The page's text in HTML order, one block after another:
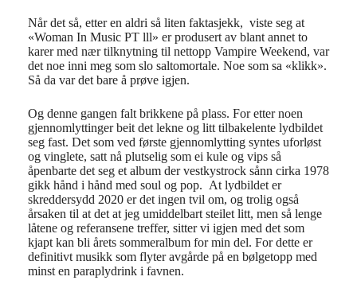
Når det så, etter en aldri så liten faktasjekk, viste seg at
«Woman In Music PT lll» er produsert av blant annet to
karer med nær tilknytning til nettopp Vampire Weekend, var
det noe inni meg som slo saltomortale. Noe som sa «klikk».
Så da var det bare å prøve igjen.
Og denne gangen falt brikkene på plass. For etter noen
gjennomlyttinger beit det lekne og litt tilbakelente lydbildet
seg fast. Det som ved første gjennomlytting syntes uforløst
og vinglete, satt nå plutselig som ei kule og vips så
åpenbarte det seg et album der vestkystrock sånn cirka 1978
gikk hånd i hånd med soul og pop. At lydbildet er
skreddersydd 2020 er det ingen tvil om, og trolig også
årsaken til at det at jeg umiddelbart steilet litt, men så lenge
låtene og referansene treffer, sitter vi igjen med det som
kjapt kan bli årets sommeralbum for min del. For dette er
definitivt musikk som flyter avgårde på en bølgetopp med
minst en paraplydrink i favnen.